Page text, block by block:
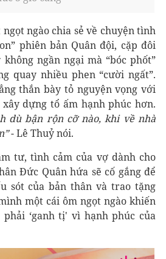
ngào chia sẻ về chuyện tình
phiên bản Quân đội, cặp đôi
ngần ngại mà “bóc phốt”
quay nhiều phen “cười ngất”.
thắn bày tỏ nguyện vọng với
dựng tổ ấm hạnh phúc hơn.
dù bận rộn cỡ nào, khi về nhà
- Lê Thuỷ nói.
tư, tình cảm của vợ dành cho
Đức Quân hứa sẽ cố gắng để
sót của bản thân và trao tặng
một cái ôm ngọt ngào khiến
‘ganh tị' vì hạnh phúc của